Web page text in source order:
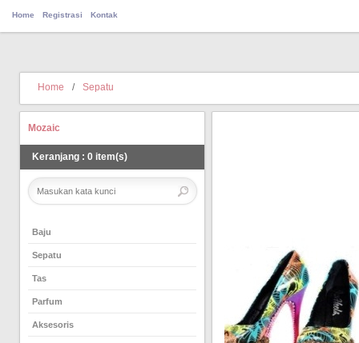
Home Registrasi Kontak
Home / Sepatu
Mozaic
Keranjang : 0 item(s)
Baju
Sepatu
Tas
Parfum
Aksesoris